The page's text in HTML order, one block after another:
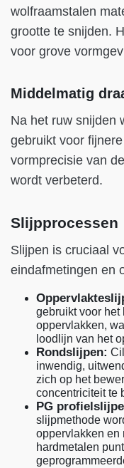
wolfraamstalen
grootte te snijden.
voor grove
Middelmatig
Na het ruw snijden
gebruikt voor
vormprecisie van
wordt verbeterd.
Slijpprocessen
Slijpen is cruciaal
eindafmetingen en
gebruikt voor
oppervlakken,
loodlijn van het
Rondslijpen:
inwendig,
zich op het
concentriciteit te
PG
slijpmethode
oppervlakken en
hardmetalen